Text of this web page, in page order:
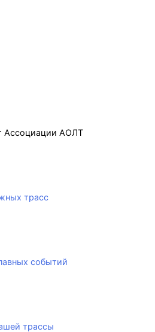
Ассоциации АОЛТ
трасс
событий
трассы